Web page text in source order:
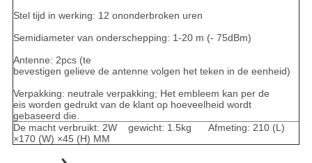
Stel tijd in werking: 12 ononderbroken uren
Semidiameter van onderschepping: 1-20 m (- 75dBm)
Antenne: 2pcs (te
bevestigen gelieve de antenne volgen het teken in de eenheid)
Verpakking: neutrale verpakking; Het embleem kan per de
eis worden gedrukt van de klant op hoeveelheid wordt
gebaseerd die.
De macht verbruikt: 2W gewicht: 1.5kg Afmeting: 210 (L)
×170 (W) ×45 (H) MM